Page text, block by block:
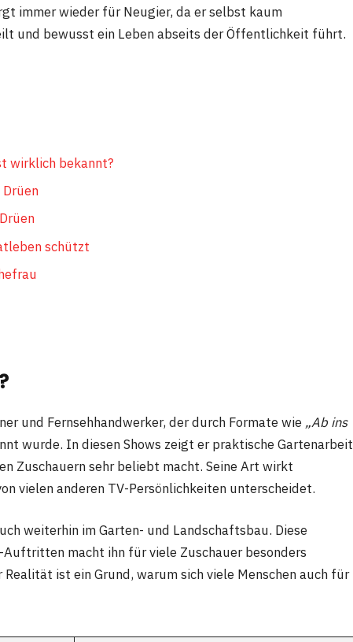
immer wieder für Neugier, da er selbst kaum
und bewusst ein Leben abseits der Öffentlichkeit führt.
wirklich bekannt?
schützt
und Fernsehhandwerker, der durch Formate wie „Ab ins
wurde. In diesen Shows zeigt er praktische Gartenarbeit
Zuschauern sehr beliebt macht. Seine Art wirkt
vielen anderen TV-Persönlichkeiten unterscheidet.
weiterhin im Garten- und Landschaftsbau. Diese
macht ihn für viele Zuschauer besonders
ist ein Grund, warum sich viele Menschen auch für